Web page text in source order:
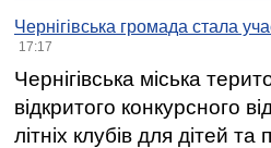
Чернігівська громада стала
17:17
Чернігівська міська
відкритого конкурсного
літніх клубів для дітей